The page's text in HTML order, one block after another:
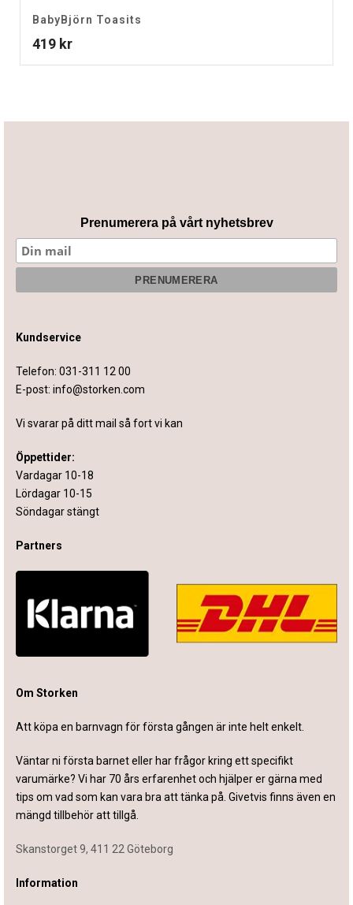
BabyBjörn Toasits
419 kr
Prenumerera på vårt nyhetsbrev
Kundservice
Telefon: 031-311 12 00
E-post: info@storken.com
Vi svarar på ditt mail så fort vi kan
Öppettider:
Vardagar 10-18
Lördagar 10-15
Söndagar stängt
Partners
Om Storken
Att köpa en barnvagn för första gången är inte helt enkelt.
Väntar ni första barnet eller har frågor kring ett specifikt
varumärke? Vi har 70 års erfarenhet och hjälper er gärna med
tips om vad som kan vara bra att tänka på. Givetvis finns även en
mängd tillbehör att tillgå.
Skanstorget 9, 411 22 Göteborg
Information